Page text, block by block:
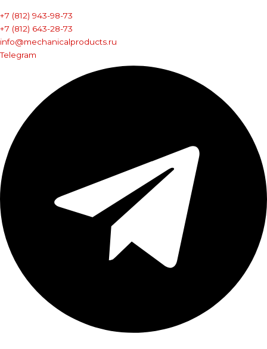
+7 (812) 943-98-73
+7 (812) 643-28-73
info@mechanicalproducts.ru
Telegram